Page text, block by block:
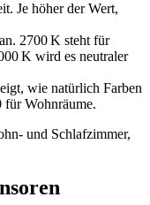
Je höher der Wert,
2700 K steht für
K wird es neutraler
wie natürlich Farben
für Wohnräume.
und Schlafzimmer,